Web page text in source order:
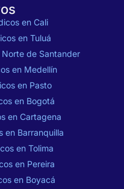
en Cali
en Tuluá
de Santander
en Medellín
en Pasto
en Bogotá
en Cartagena
en Barranquilla
en Tolima
en Pereira
en Boyacá